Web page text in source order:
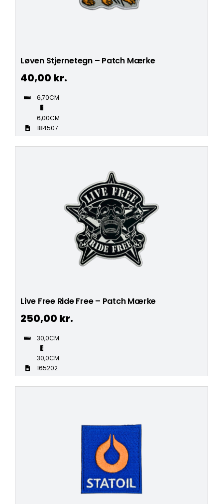
Løven Stjernetegn – Patch Mærke
40,00 kr.
6,70CM
6,00CM
184507
Live Free Ride Free – Patch Mærke
250,00 kr.
30,0CM
30,0CM
165202